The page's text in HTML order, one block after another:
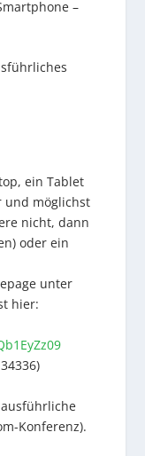
–
ein Tablet
und möglichst
nicht, dann
oder ein
unter
hier:
Konferenz).